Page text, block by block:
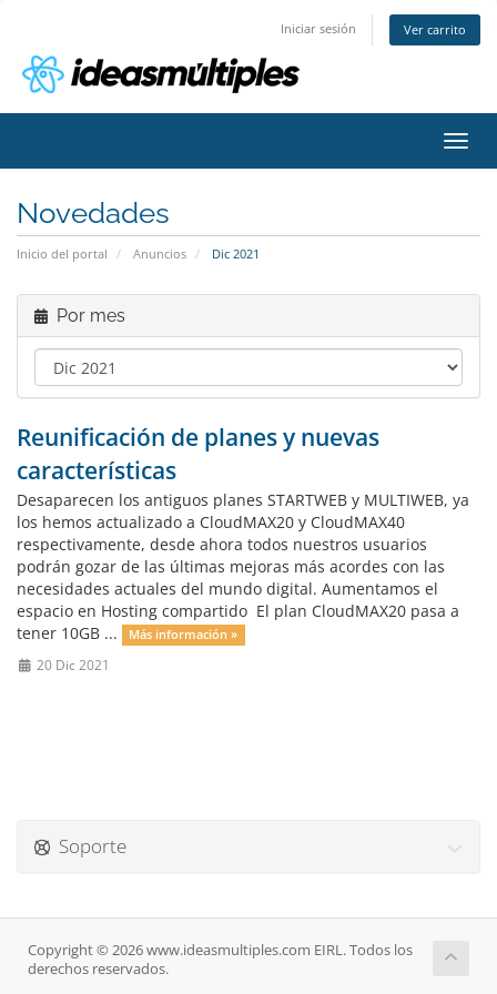
Iniciar sesión Ver carrito
Novedades
Inicio del portal Anuncios Dic 2021
Por mes
Reunificación de planes y nuevas
características
Desaparecen los antiguos planes STARTWEB y MULTIWEB, ya
los hemos actualizado a CloudMAX20 y CloudMAX40
respectivamente, desde ahora todos nuestros usuarios
podrán gozar de las últimas mejoras más acordes con las
necesidades actuales del mundo digital. Aumentamos el
espacio en Hosting compartido El plan CloudMAX20 pasa a
tener 10GB ...
Más información »
20 Dic 2021
Soporte
Copyright © 2026 www.ideasmultiples.com EIRL. Todos los
derechos reservados.